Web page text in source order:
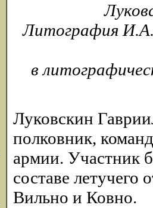
Литография
в
Луковскин
полковник,
армии. Участник
составе
Вильно и Ковно.